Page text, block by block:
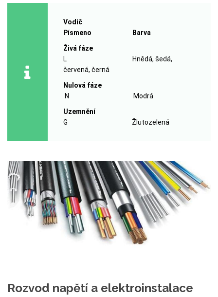
Vodič
Písmeno Barva
Živá fáze
L Hnědá, šedá,
červená, černá
Nulová fáze
N Modrá
Uzemnění
G Žlutozelená
Rozvod napětí a elektroinstalace